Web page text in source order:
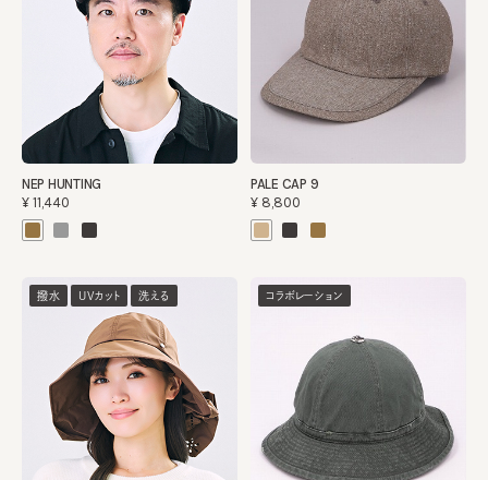
NEP HUNTING
¥11,440
PALE CAP 9
¥8,800
撥水 UVカット 洗える コラボレーション